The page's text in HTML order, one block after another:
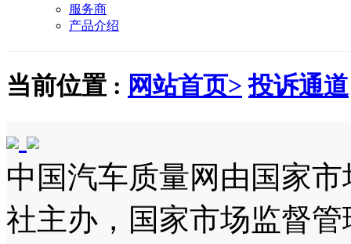
服务商
产品介绍
当前位置 : 网站首页> 投诉通道
中国汽车质量网由国家
社主办，国家市场监督